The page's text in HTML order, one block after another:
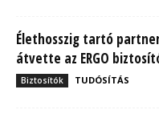
Élethosszig tartó
átvette az ERGO
Biztosítók TUDÓSÍTÁS